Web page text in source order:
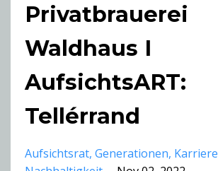
Privatbrauerei
Waldhaus I
AufsichtsART:
Tellérrand
Aufsichtsrat Generationen Karriere